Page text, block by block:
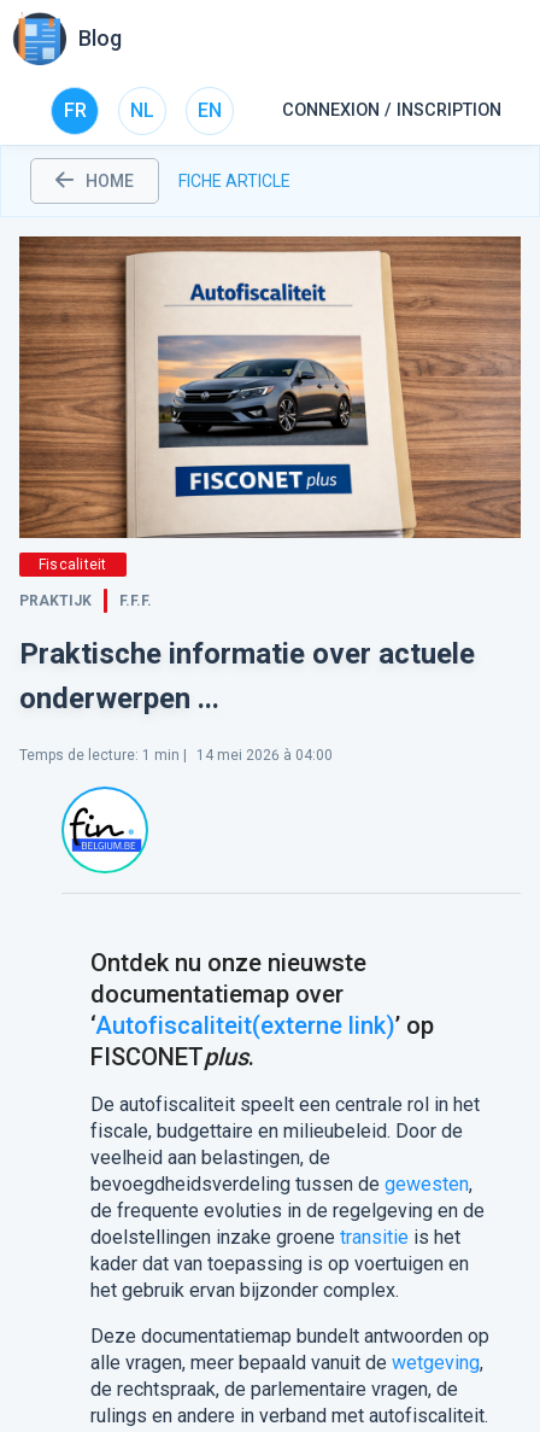
Blog
FR NL EN CONNEXION / INSCRIPTION
HOME FICHE ARTICLE
Fiscaliteit
PRAKTIJK F.F.F.
Praktische informatie over actuele
onderwerpen ...
Temps de lecture: 1 min | 14 mei 2026 à 04:00
Ontdek nu onze nieuwste
documentatiemap over
‘Autofiscaliteit(externe link)’ op
FISCONETplus.
De autofiscaliteit speelt een centrale rol in het
fiscale, budgettaire en milieubeleid. Door de
veelheid aan belastingen, de
bevoegdheidsverdeling tussen de gewesten,
de frequente evoluties in de regelgeving en de
doelstellingen inzake groene transitieis het
kader dat van toepassing is op voertuigen en
het gebruik ervan bijzonder complex.
Deze documentatiemap bundelt antwoorden op
alle vragen, meer bepaald vanuit de wetgeving,
de rechtspraak, de parlementaire vragen, de
rulings en andere in verband met autofiscaliteit.